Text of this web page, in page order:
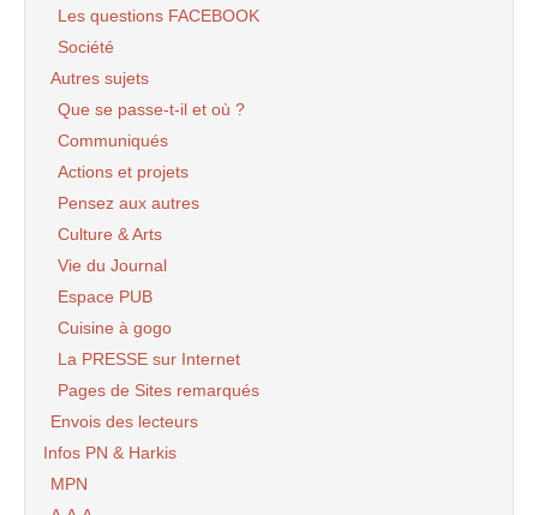
Les questions FACEBOOK
Société
Autres sujets
Que se passe-t-il et où ?
Communiqués
Actions et projets
Pensez aux autres
Culture & Arts
Vie du Journal
Espace PUB
Cuisine à gogo
La PRESSE sur Internet
Pages de Sites remarqués
Envois des lecteurs
Infos PN & Harkis
MPN